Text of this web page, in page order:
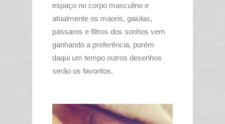
espaço no corpo masculino e
atualmente os maoris, gaiolas,
pássaros e filtros dos sonhos vem
ganhando a preferência, porém
daqui um tempo outros desenhos
serão os favoritos.